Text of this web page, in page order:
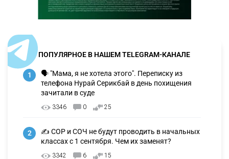
ПОПУЛЯРНОЕ В НАШЕМ TELEGRAM-КАНАЛЕ
1
🗣 "Мама, я не хотела этого". Переписку из
телефона Нурай Серикбай в день похищения
зачитали в суде
3346 0 25
2
✍️ СОР и СОЧ не будут проводить в начальных
классах с 1 сентября. Чем их заменят?
3342 6 15